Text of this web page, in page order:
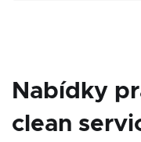
Nabídky
clean